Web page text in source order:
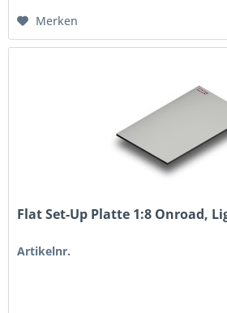
Merken
Flat Set-Up Platte 1:8 Onroad,
Artikelnr.